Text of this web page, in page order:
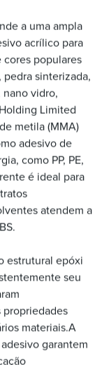
a uma ampla
acrílico para
cores populares
pedra sinterizada,
nano vidro,
Limited
metila (MMA)
adesivo de
como PP, PE,
é ideal para
atendem a
estrutural epóxi
seu
propriedades
materiais.A
garantem